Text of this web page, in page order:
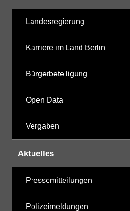
Landesregierung
Karriere im Land Berlin
Bürgerbeteiligung
Open Data
Vergaben
Aktuelles
Pressemitteilungen
Polizeimeldungen